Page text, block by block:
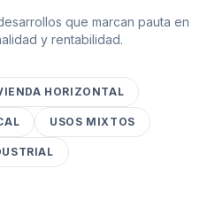
que marcan pauta en
y rentabilidad.
HORIZONTAL
USOS MIXTOS